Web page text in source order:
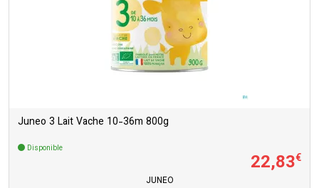
Juneo 3 Lait Vache 10-36m 800g
Disponible
22,83€
JUNEO